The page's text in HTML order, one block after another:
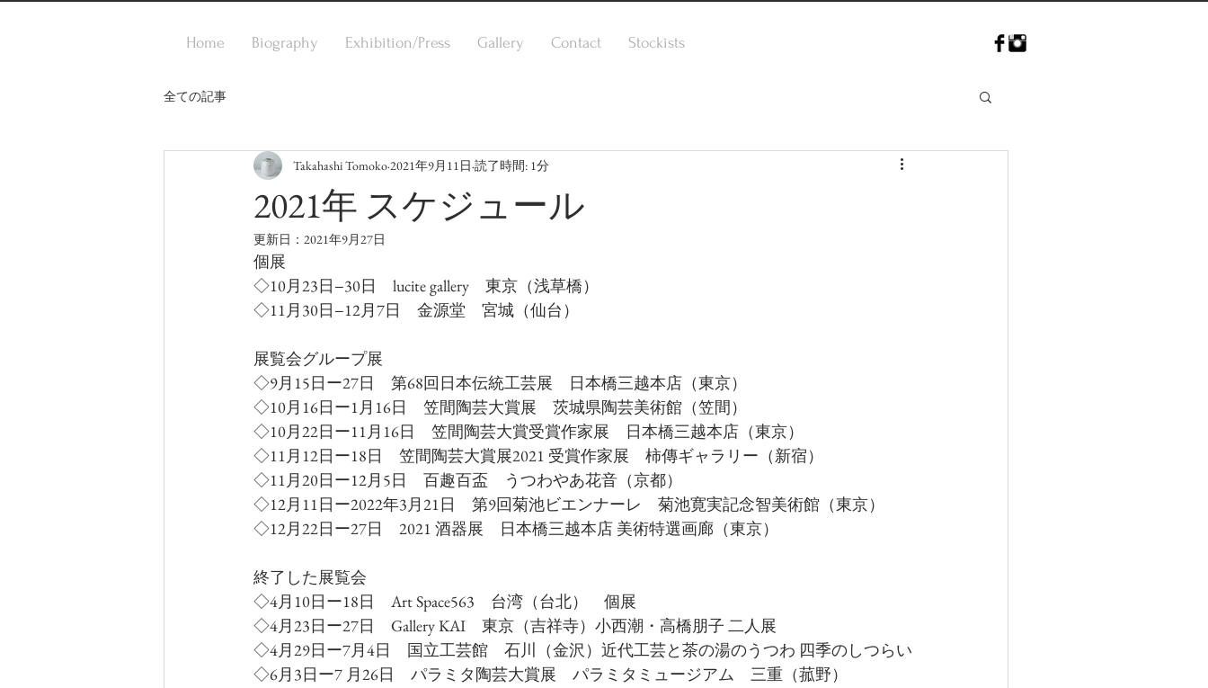
Home Biography Exhibition/Press Gallery Contact Stockists
全ての記事
2021年 スケジュール
Takahashi Tomoko 2021年9月11日 読了時間: 1分
更新日： 2021年9月27日
個展
◇10月23日−30日　lucite gallery　東京（浅草橋）
◇11月30日−12月7日　金源堂　宮城（仙台）
展覧会グループ展
◇9月15日ー27日　第68回日本伝統工芸展　日本橋三越本店（東京）
◇10月16日ー1月16日　笠間陶芸大賞展　茨城県陶芸美術館（笠間）
◇10月22日ー11月16日　笠間陶芸大賞受賞作家展　日本橋三越本店（東京）
◇11月12日ー18日　笠間陶芸大賞展2021 受賞作家展　柿傳ギャラリー（新宿）
◇11月20日ー12月5日　百趣百盃　うつわやあ花音（京都）
◇12月11日ー2022年3月21日　第9回菊池ビエンナーレ　菊池寛実記念智美術館（東京）
◇12月22日ー27日　2021 酒器展　日本橋三越本店 美術特選画廊（東京）
終了した展覧会
◇4月10日ー18日　Art Space563　台湾（台北）　個展
◇4月23日ー27日　Gallery KAI　東京（吉祥寺）小西潮・高橋朋子 二人展
◇4月29日ー7月4日　国立工芸館　石川（金沢）近代工芸と茶の湯のうつわ 四季のしつらい
◇6月3日ー7 月26日　パラミタ陶芸大賞展　パラミタミュージアム　三重（菰野）